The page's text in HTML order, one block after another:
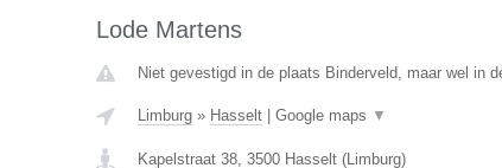
Lode Martens
Niet gevestigd in de plaats Binderveld, maar wel in
Limburg» Hasselt| Google maps ▼
Kapelstraat 38, 3500 Hasselt(Limburg)